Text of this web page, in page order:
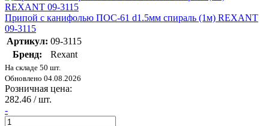
Припой с канифолью ПОС-61 d1.5мм спираль (1м) REXANT
09-3115
Артикул: 09-3115
Бренд:
Rexant
На складе 50 шт.
Обновлено 04.08.2026
Розничная цена:
282.46 / шт.
-